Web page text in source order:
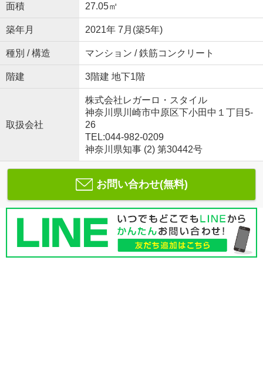
面積 27.05㎡
築年月 2021年 7月(築5年)
種別 / 構造 マンション / 鉄筋コンクリート
階建 3階建 地下1階
取扱会社
株式会社レガーロ・スタイル
神奈川県川崎市中原区下小田中１丁目5-
26
TEL:044-982-0209
神奈川県知事 (2) 第30442号
お問い合わせ(無料)